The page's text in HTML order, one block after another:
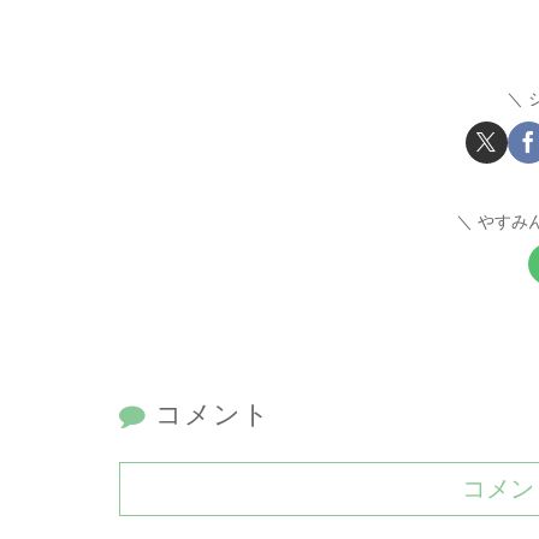
やすみ
コメント
コメ